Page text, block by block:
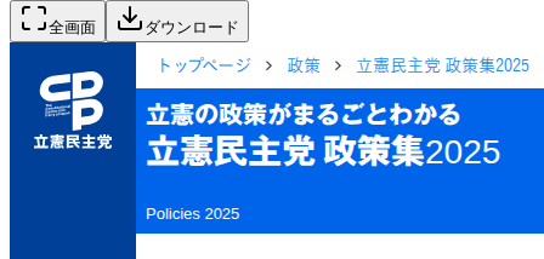
全画面 ダウンロード